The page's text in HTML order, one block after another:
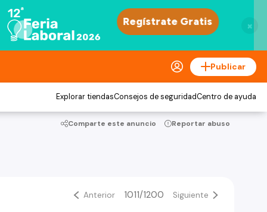
×
Publicar
Explorar tiendasConsejos de seguridadCentro de ayuda
Comparte este anuncio Reportar abuso
Anterior 1011/1200 Siguiente